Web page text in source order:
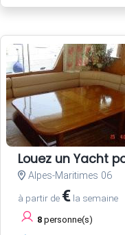
Louez un Yacht
Alpes-Maritimes 06
à partir de € la semaine
8 personne(s)